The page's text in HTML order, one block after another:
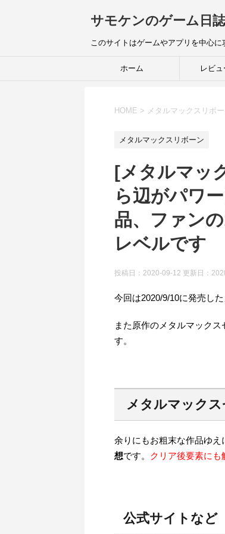
サモケンのゲーム日誌
このサイトはゲームやアプリを中心に
ホーム レビ
HOME > メタルマックスリボ
メタルマックスリボーン
[メタルマッ
ら辺がパワ
品、ファン
レベルです
投稿日：2020-09-12 更新日：
今回は2020/9/10に発売し
また原作のメタルマック
す。
メタルマック
余りにもお粗末な作品ゆえ
想です。 クリア後要素にも
公式サイトなど